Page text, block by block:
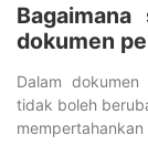
dokumen
Dalam
tidak boleh